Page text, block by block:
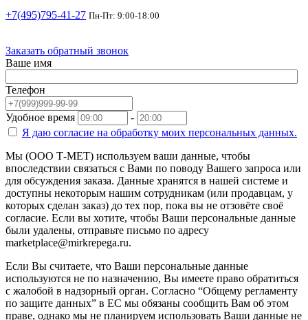
+7(495)795-41-27 Пн-Пт: 9:00-18:00
Заказать обратный звонок
Ваше имя
Телефон
Удобное время
-
Я даю согласие на обработку моих персональных данных.
Мы (ООО Т-МЕТ) используем ваши данные, чтобы
впоследствии связаться с Вами по поводу Вашего запроса или
для обсуждения заказа. Данные хранятся в нашей системе и
доступны некоторым нашим сотрудникам (или продавцам, у
которых сделан заказ) до тех пор, пока вы не отзовёте своё
согласие. Если вы хотите, чтобы Ваши персональные данные
были удалены, отправьте письмо по адресу
marketplace@mirkrepega.ru.
Если Вы считаете, что Ваши персональные данные
используются не по назначению, Вы имеете право обратиться
с жалобой в надзорный орган. Согласно “Общему регламенту
по защите данных” в ЕС мы обязаны сообщить Вам об этом
праве, однако мы не планируем использовать Ваши данные не